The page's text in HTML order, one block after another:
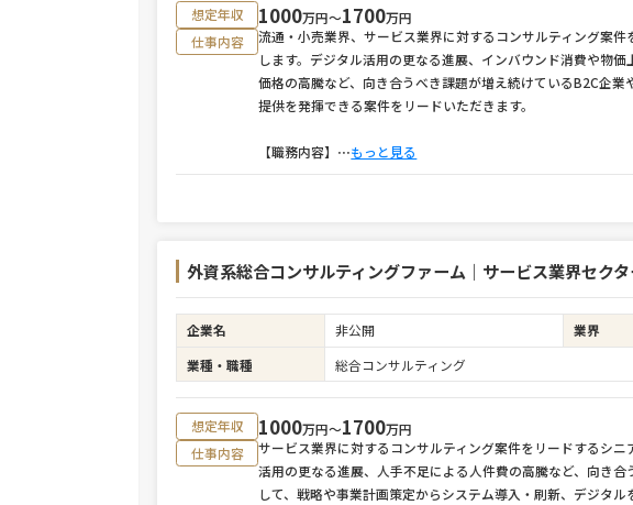
想定年収 1000万円〜1700万円
仕事内容
流通・小売業界、サービス業界に対するコンサルティング案
します。デジタル活用の更なる進展、インバウンド消費や物
価格の高騰など、向き合うべき課題が増え続けているB2C企
提供を発揮できる案件をリードいただきます。
【職務内容】 ⋯もっと見る
外資系総合コンサルティングファーム｜サービス業界セク
企業名 非公開 業界
業種・職種
総合コンサルティング
想定年収 1000万円〜1700万円
仕事内容
サービス業界に対するコンサルティング案件をリードするシ
活用の更なる進展、人手不足による人件費の高騰など、向き
して、戦略や事業計画策定からシステム導入・刷新、デジタ